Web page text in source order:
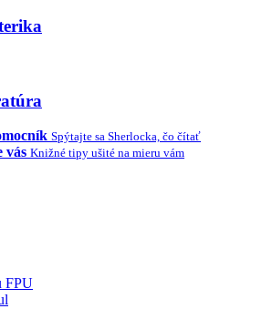
Spýtajte sa Sherlocka, čo čítať
vás Knižné tipy ušité na mieru vám
FPU